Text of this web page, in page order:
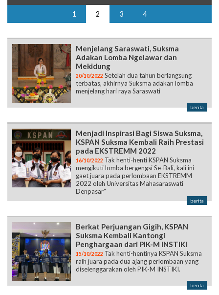
1 2 3 4
Menjelang Saraswati, Suksma
Adakan Lomba Ngelawar dan
Mekidung
20/10/2022 Setelah dua tahun berlangsung
terbatas, akhirnya Suksma adakan lomba
menjelang hari raya Saraswati
berita
Menjadi Inspirasi Bagi Siswa Suksma,
KSPAN Suksma Kembali Raih Prestasi
pada EKSTREMM 2022
16/10/2022 Tak henti-henti KSPAN Suksma
mengikuti lomba bergengsi Se-Bali, kali ini
gaet juara pada perlombaan EKSTREMM
2022 oleh Universitas Mahasaraswati
Denpasar”
berita
Berkat Perjuangan Gigih, KSPAN
Suksma Kembali Kantongi
Penghargaan dari PIK-M INSTIKI
15/10/2022 Tak henti-hentinya KSPAN Suksma
raih juara pada dua ajang perlombaan yang
diselenggarakan oleh PIK-M INSTIKI.
berita